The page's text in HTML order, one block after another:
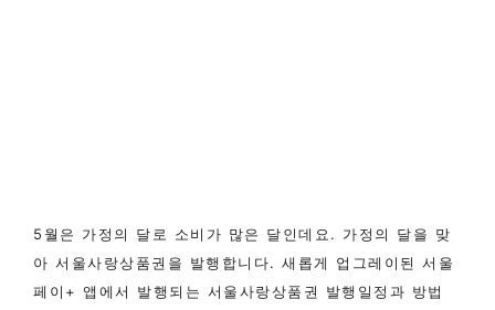
5월은 가정의 달로 소비가 많은 달인데요. 가정의 달을 맞
아 서울사랑상품권을 발행합니다. 새롭게 업그레이된 서울
페이+ 앱에서 발행되는 서울사랑상품권 발행일정과 방법